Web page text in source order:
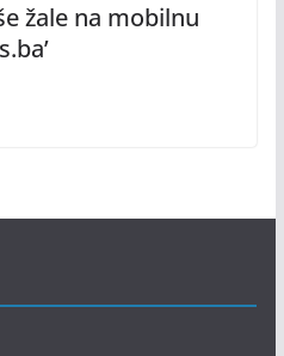
žale na mobilnu